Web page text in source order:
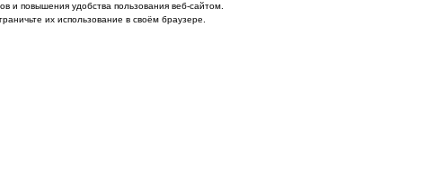
повышения удобства пользования веб-сайтом.
их использование в своём браузере.